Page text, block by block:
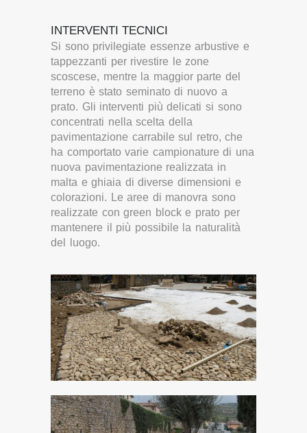
INTERVENTI TECNICI
Si sono privilegiate essenze arbustive e
tappezzanti per rivestire le zone
scoscese, mentre la maggior parte del
terreno è stato seminato di nuovo a
prato. Gli interventi più delicati si sono
concentrati nella scelta della
pavimentazione carrabile sul retro, che
ha comportato varie campionature di una
nuova pavimentazione realizzata in
malta e ghiaia di diverse dimensioni e
colorazioni. Le aree di manovra sono
realizzate con green block e prato per
mantenere il più possibile la naturalità
del luogo.